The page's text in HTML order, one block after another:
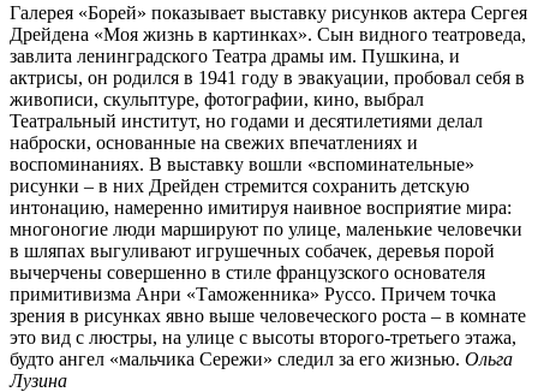
Галерея «Борей» показывает выставку рисунков актера Сергея
Дрейдена «Моя жизнь в картинках». Сын видного театроведа,
завлита ленинградского Театра драмы им. Пушкина, и
актрисы, он родился в 1941 году в эвакуации, пробовал себя в
живописи, скульптуре, фотографии, кино, выбрал
Театральный институт, но годами и десятилетиями делал
наброски, основанные на свежих впечатлениях и
воспоминаниях. В выставку вошли «вспоминательные»
рисунки – в них Дрейден стремится сохранить детскую
интонацию, намеренно имитируя наивное восприятие мира:
многоногие люди маршируют по улице, маленькие человечки
в шляпах выгуливают игрушечных собачек, деревья порой
вычерчены совершенно в стиле французского основателя
примитивизма Анри «Таможенника» Руссо. Причем точка
зрения в рисунках явно выше человеческого роста – в комнате
это вид с люстры, на улице с высоты второго-третьего этажа,
будто ангел «мальчика Сережи» следил за его жизнью. Ольга
Лузина